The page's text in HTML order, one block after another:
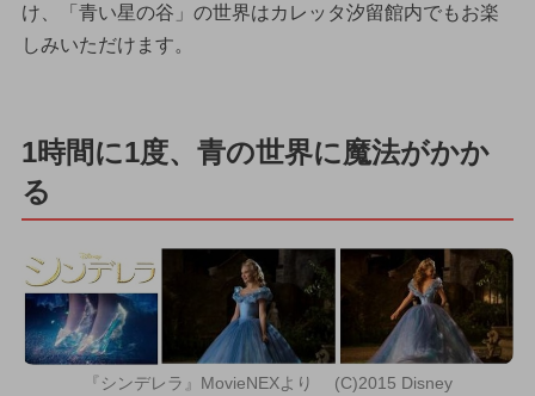
け、「青い星の谷」の世界はカレッタ汐留館内でもお楽
しみいただけます。
1時間に1度、青の世界に魔法がかか
る
『シンデレラ』MovieNEXより (C)2015 Disney